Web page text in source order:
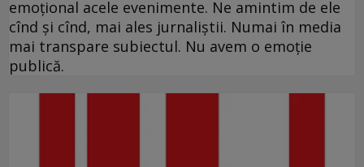
emoțional acele evenimente. Ne amintim de ele
cînd și cînd, mai ales jurnaliștii. Numai în media
mai transpare subiectul. Nu avem o emoție
publică.